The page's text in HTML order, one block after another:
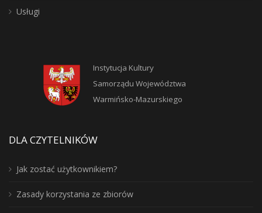
Usługi
Instytucja Kultury
Samorządu Województwa
Warmińsko-Mazurskiego
DLA CZYTELNIKÓW
Jak zostać użytkownikiem?
Zasady korzystania ze zbiorów